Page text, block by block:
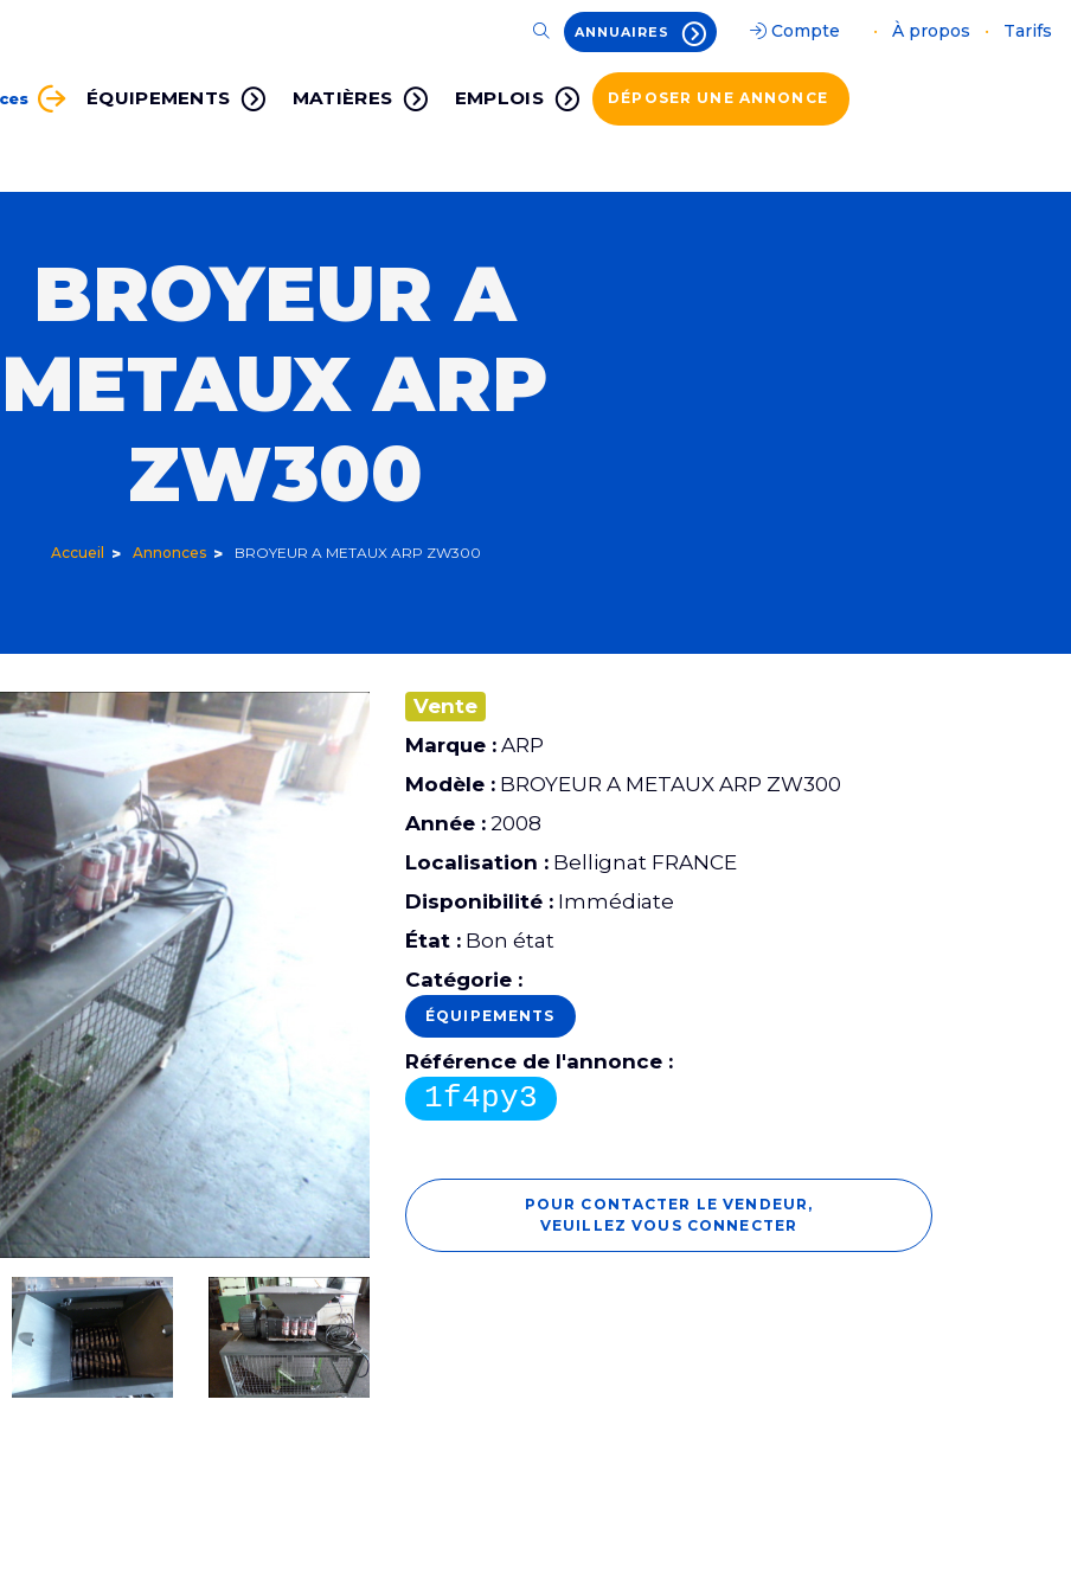
ANNUAIRES Compte • À propos • Tarifs
ÉQUIPEMENTS MATIÈRES EMPLOIS DÉPOSER UNE ANNONCE
BROYEUR A
METAUX ARP
ZW300
Accueil Annonces BROYEUR A METAUX ARP ZW300
Vente
Marque : ARP
Modèle : BROYEUR A METAUX ARP ZW300
Année : 2008
Localisation : Bellignat FRANCE
Disponibilité : Immédiate
État : Bon état
Catégorie :
ÉQUIPEMENTS
Référence de l'annonce :
1f4py3
POUR CONTACTER LE VENDEUR,
VEUILLEZ VOUS CONNECTER